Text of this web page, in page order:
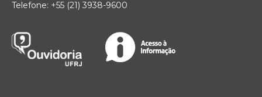
Telefone: +55 (21) 3938-9600